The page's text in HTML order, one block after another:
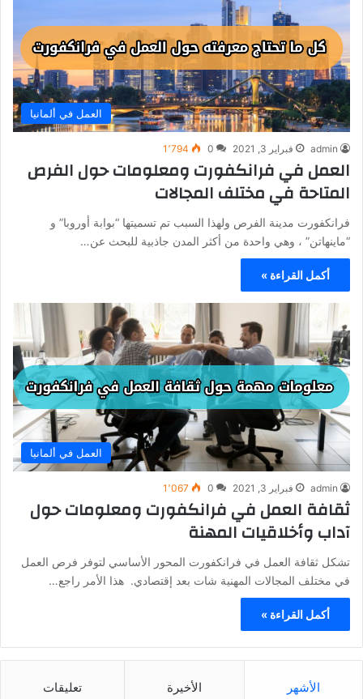
العمل في ألمانيا
admin فبراير 3, 2021 0 1٬794
العمل في فرانكفورت ومعلومات حول الفرص
المتاحة في مختلف المجالات
فرانكفورت مدينة الفرص ولهذا السبب تم تسميتها “بوابة أوروبا” و
“ماينهاتن” ، وهي واحدة من أكثر المدن جاذبية للبحث عن…
أكمل القراءة »
العمل في ألمانيا
admin فبراير 3, 2021 0 1٬067
ثقافة العمل في فرانكفورت ومعلومات حول
آداب وأخلاقيات المهنة
تشكل ثقافة العمل في فرانكفورت المحور الأساسي لتوفر فرص العمل
في مختلف المجالات المهنية شات بعد إقتصادي. هذا الأمر راجع…
أكمل القراءة »
الأشهر الأخيرة تعليقات